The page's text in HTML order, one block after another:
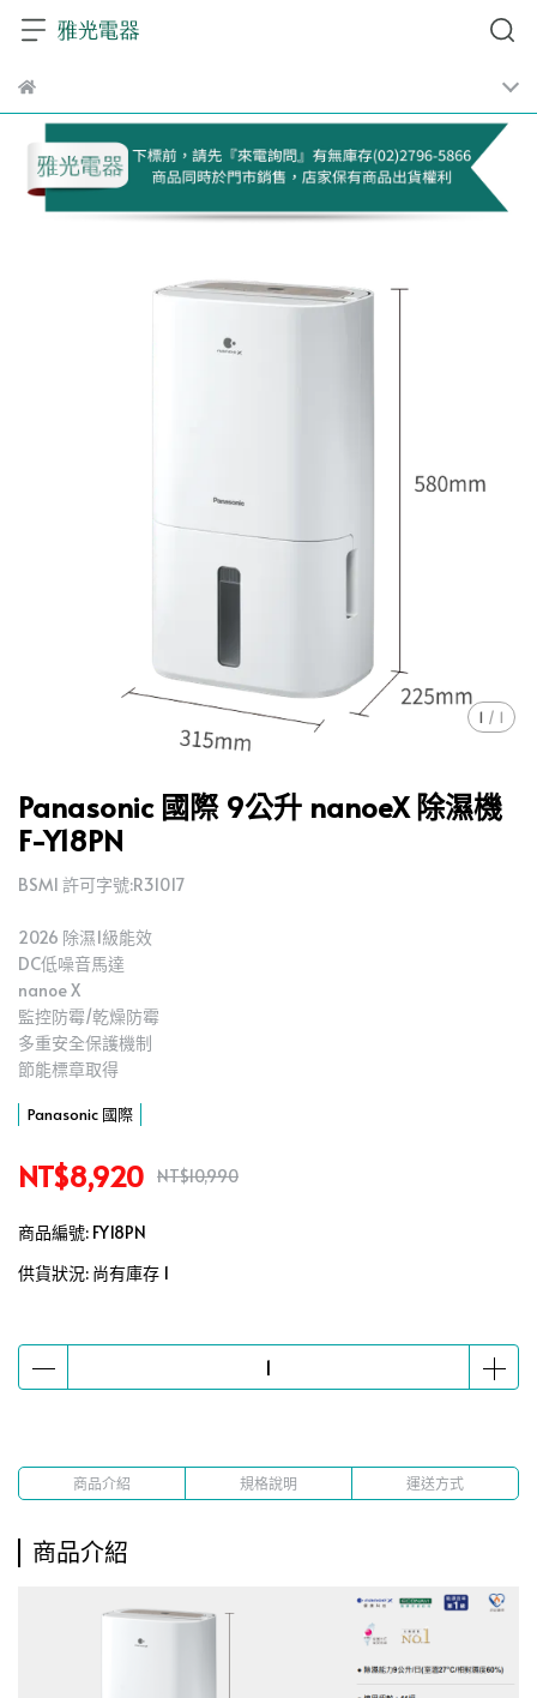
1 / 1
Panasonic 國際 9公升 nanoeX 除濕機
F-Y18PN
BSMI 許可字號:R31017
2026 除濕1級能效
DC低噪音馬達
nanoe X
監控防霉/乾燥防霉
多重安全保護機制
節能標章取得
Panasonic 國際
NT$8,920 NT$10,990
商品編號: FY18PN
供貨狀況: 尚有庫存 1
商品介紹 規格說明 運送方式
商品介紹